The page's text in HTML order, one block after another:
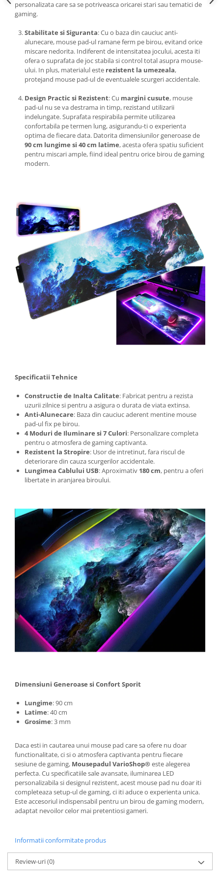
personalizata care sa se potriveasca oricarei stari sau tematici de
gaming.
Stabilitate si Siguranta: Cu o baza din cauciuc anti-
alunecare, mouse pad-ul ramane ferm pe birou, evitand orice
miscare nedorita. Indiferent de intensitatea jocului, acesta iti
ofera o suprafata de joc stabila si control total asupra mouse-
ului. In plus, materialul este rezistent la umezeala,
protejand mouse pad-ul de eventualele scurgeri accidentale.
Design Practic si Rezistent: Cu margini cusute, mouse
pad-ul nu se va destrama in timp, rezistand utilizarii
indelungate. Suprafata respirabila permite utilizarea
confortabila pe termen lung, asigurandu-ti o experienta
optima de fiecare data. Datorita dimensiunilor generoase de
90 cm lungime si 40 cm latime, acesta ofera spatiu suficient
pentru miscari ample, fiind ideal pentru orice birou de gaming
modern.
Specificatii Tehnice
Constructie de Inalta Calitate: Fabricat pentru a rezista
uzurii zilnice si pentru a asigura o durata de viata extinsa.
Anti-Alunecare: Baza din cauciuc aderent mentine mouse
pad-ul fix pe birou.
4 Moduri de Iluminare si 7 Culori: Personalizare completa
pentru o atmosfera de gaming captivanta.
Rezistent la Stropire: Usor de intretinut, fara riscul de
deteriorare din cauza scurgerilor accidentale.
Lungimea Cablului USB: Aproximativ 180 cm, pentru a oferi
libertate in aranjarea biroului.
Dimensiuni Generoase si Confort Sporit
Lungime: 90 cm
Latime: 40 cm
Grosime: 3 mm
Daca esti in cautarea unui mouse pad care sa ofere nu doar
functionalitate, ci si o atmosfera captivanta pentru fiecare
sesiune de gaming, Mousepadul VarioShop®este alegerea
perfecta. Cu specificatiile sale avansate, iluminarea LED
personalizabila si designul rezistent, acest mouse pad nu doar iti
completeaza setup-ul de gaming, ci iti aduce o experienta unica.
Este accesoriul indispensabil pentru un birou de gaming modern,
adaptat nevoilor celor mai pretentiosi gameri.
Informatii conformitate produs
Review-uri(0)